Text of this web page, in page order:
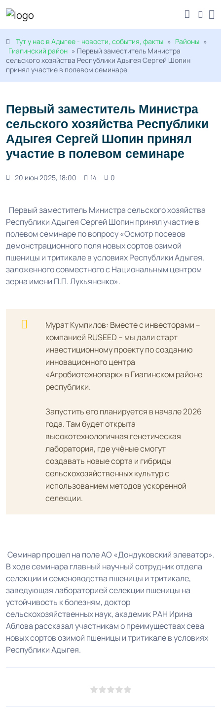
Тут у нас в Адыгее - новости, события, факты » Районы »
Гиагинский район » Первый заместитель Министра
сельского хозяйства Республики Адыгея Сергей Шопин
принял участие в полевом семинаре
Первый заместитель Министра
сельского хозяйства Республики
Адыгея Сергей Шопин принял
участие в полевом семинаре
20 июн 2025, 18:00 14 0
Первый заместитель Министра сельского хозяйства
Республики Адыгея Сергей Шопин принял участие в
полевом семинаре по вопросу «Осмотр посевов
демонстрационного поля новых сортов озимой
пшеницы и тритикале в условиях Республики Адыгея,
заложенного совместного с Национальным центром
зерна имени П.П. Лукьяненко».
Мурат Кумпилов: Вместе с инвесторами –
компанией RUSEED – мы дали старт
инвестиционному проекту по созданию
инновационного центра
«Агробиотехнопарк» в Гиагинском районе
республики.
Запустить его планируется в начале 2026
года. Там будет открыта
высокотехнологичная генетическая
лаборатория, где учёные смогут
создавать новые сорта и гибриды
сельскохозяйственных культур с
использованием методов ускоренной
селекции.
Семинар прошел на поле АО «Дондуковский элеватор».
В ходе семинара главный научный сотрудник отдела
селекции и семеноводства пшеницы и тритикале,
заведующая лабораторией селекции пшеницы на
устойчивость к болезням, доктор
сельскохозяйственных наук, академик РАН Ирина
Аблова рассказал участникам о преимуществах сева
новых сортов озимой пшеницы и тритикале в условиях
Республики Адыгея.